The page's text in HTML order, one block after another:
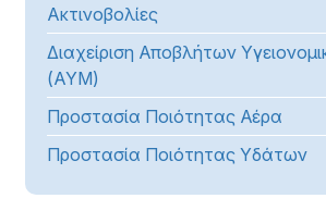
Ακτινοβολίες
Διαχείριση Αποβλήτων
(ΑΥΜ)
Προστασία Ποιότητας Αέρα
Προστασία Ποιότητας Υδάτων